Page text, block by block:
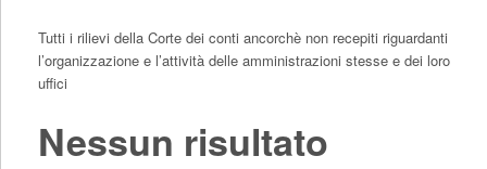
Tutti i rilievi della Corte dei conti ancorchè non recepiti riguardanti
l’organizzazione e l’attività delle amministrazioni stesse e dei loro
uffici
Nessun risultato